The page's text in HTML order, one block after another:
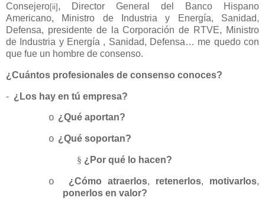
Consejero[ii] , Director General del Banco Hispano
Americano, Ministro de Industria y Energía, Sanidad,
Defensa, presidente de la Corporación de RTVE, Ministro
de Industria y Energía , Sanidad, Defensa… me quedo con
que fue un hombre de consenso.
¿Cuántos profesionales de consenso conoces?
- ¿Los hay en tú empresa?
o ¿Qué aportan?
o ¿Qué soportan?
§ ¿Por qué lo hacen?
o ¿Cómo atraerlos, retenerlos, motivarlos,
ponerlos en valor?